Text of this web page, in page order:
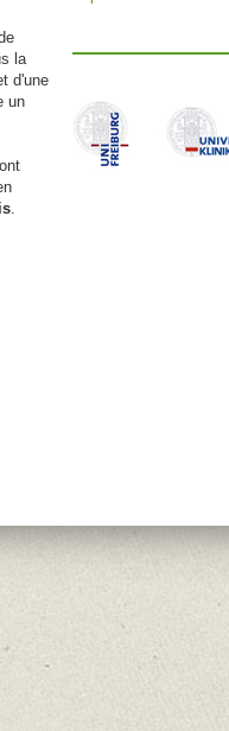
la
d'une
un